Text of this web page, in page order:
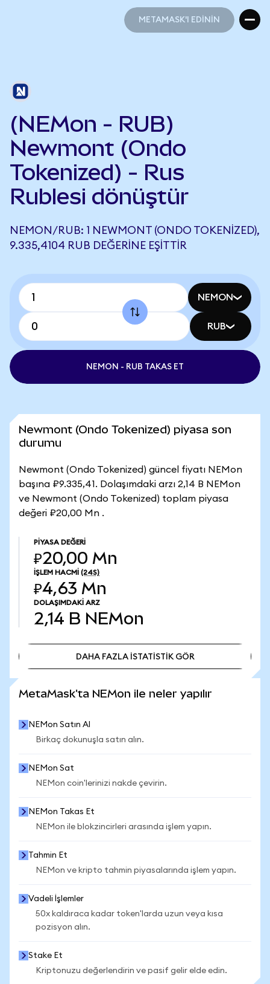
METAMASK'I EDİNİN
(NEMon - RUB)
Newmont (Ondo
Tokenized) - Rus
Rublesi dönüştür
NEMON/RUB: 1 NEWMONT (ONDO TOKENIZED),
9.335,4104 RUB DEĞERINE EŞITTIR
NEMON
RUB
NEMON - RUB TAKAS ET
Newmont (Ondo Tokenized) piyasa son
durumu
Newmont (Ondo Tokenized) güncel fiyatı NEMon
başına ₽9.335,41. Dolaşımdaki arzı 2,14 B NEMon
ve Newmont (Ondo Tokenized) toplam piyasa
değeri ₽20,00 Mn .
PIYASA DEĞERI
₽20,00 Mn
İŞLEM HACMI (24S)
₽4,63 Mn
DOLAŞIMDAKI ARZ
2,14 B NEMon
DAHA FAZLA İSTATİSTİK GÖR
MetaMask'ta NEMon ile neler yapılır
NEMon Satın Al
Birkaç dokunuşla satın alın.
NEMon Sat
NEMon coin'lerinizi nakde çevirin.
NEMon Takas Et
NEMon ile blokzincirleri arasında işlem yapın.
Tahmin Et
NEMon ve kripto tahmin piyasalarında işlem yapın.
Vadeli İşlemler
50x kaldıraca kadar token'larda uzun veya kısa
pozisyon alın.
Stake Et
Kriptonuzu değerlendirin ve pasif gelir elde edin.